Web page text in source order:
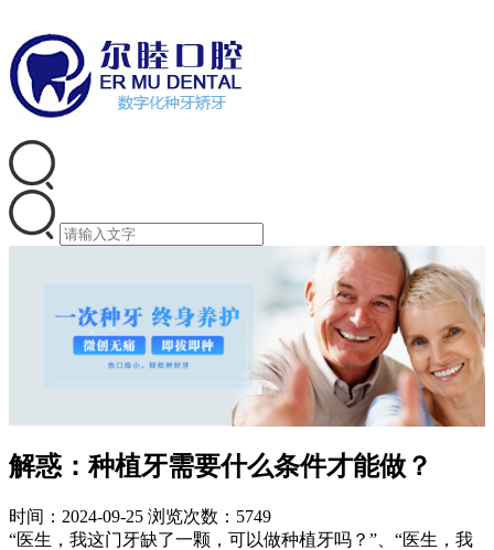
解惑：种植牙需要什么条件才能做？
时间：2024-09-25 浏览次数：5749
“医生，我这门牙缺了一颗，可以做种植牙吗？”、“医生，我